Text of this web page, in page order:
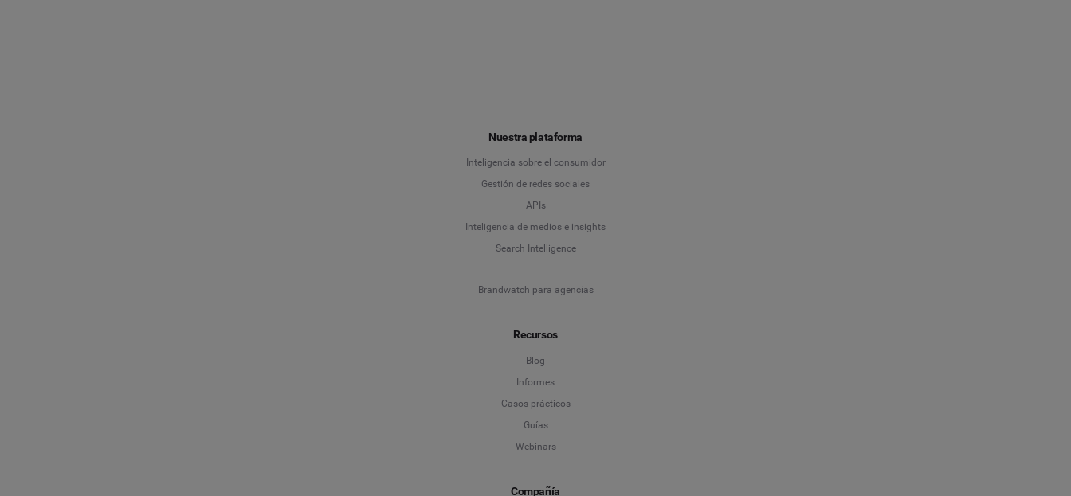
Nuestra plataforma
Inteligencia sobre el consumidor
Gestión de redes sociales
APIs
Inteligencia de medios e insights
Search Intelligence
Brandwatch para agencias
Recursos
Blog
Informes
Casos prácticos
Guías
Webinars
Compañía